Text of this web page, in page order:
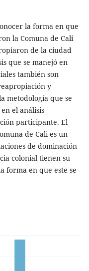
la forma en que
la Comuna de Cali
de la ciudad
que se manejó en
también son
y
metodología que se
el análisis
participante. El
de Cali es un
de dominación
colonial tienen su
forma en que este se